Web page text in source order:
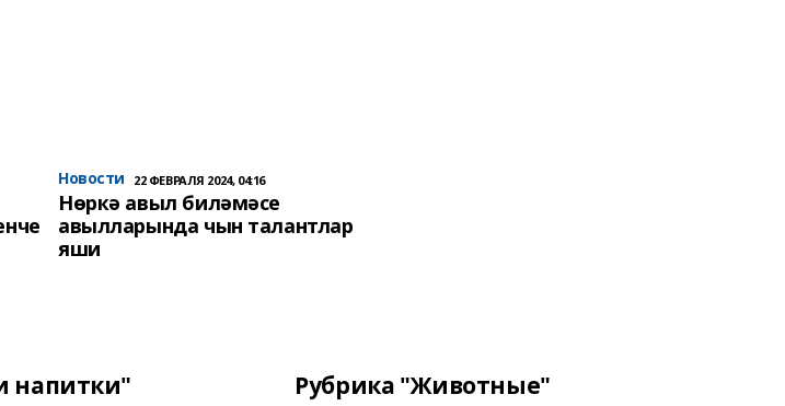
Новости 22 ФЕВРАЛЯ 2024, 04:16
Нөркә авыл биләмәсе
авылларында чын талантлар
яши
напитки" Рубрика "Животные"